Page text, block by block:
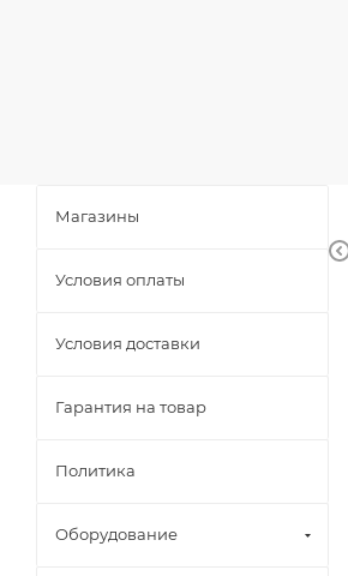
Магазины
Условия оплаты
Условия доставки
Гарантия на товар
Политика
Оборудование